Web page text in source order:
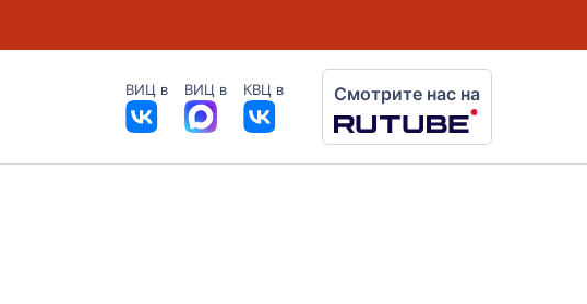
ВИЦ в ВИЦ в КВЦ в Смотрите нас на